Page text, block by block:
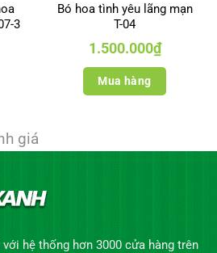
3
Bó hoa tình yêu lãng mạn
T-04
1.500.000₫
Mua hàng
giá
hệ thống hơn 3000 cửa hàng trên